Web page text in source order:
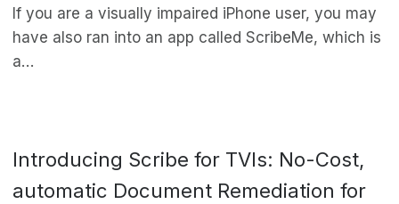
If you are a visually impaired iPhone user, you may
have also ran into an app called ScribeMe, which is
a…
Introducing Scribe for TVIs: No-Cost,
automatic Document Remediation for